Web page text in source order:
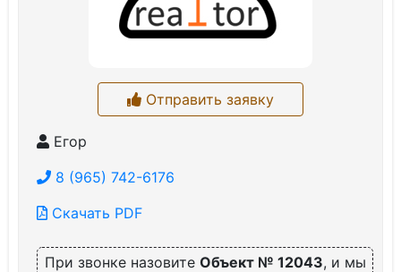
Отправить заявку
Егор
8 (965) 742-6176
Скачать PDF
При звонке назовите Объект № 12043, и мы